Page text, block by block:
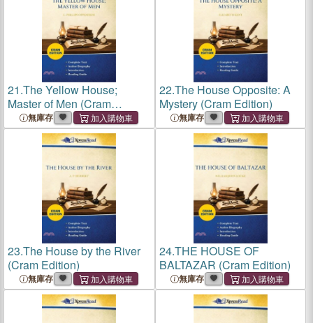
21.The Yellow House;
Master of Men (Cram
Edition)
無庫存
22.The House Opposite: A
Mystery (Cram Edition)
無庫存
23.The House by the River
(Cram Edition)
無庫存
24.THE HOUSE OF
BALTAZAR (Cram Edition)
無庫存